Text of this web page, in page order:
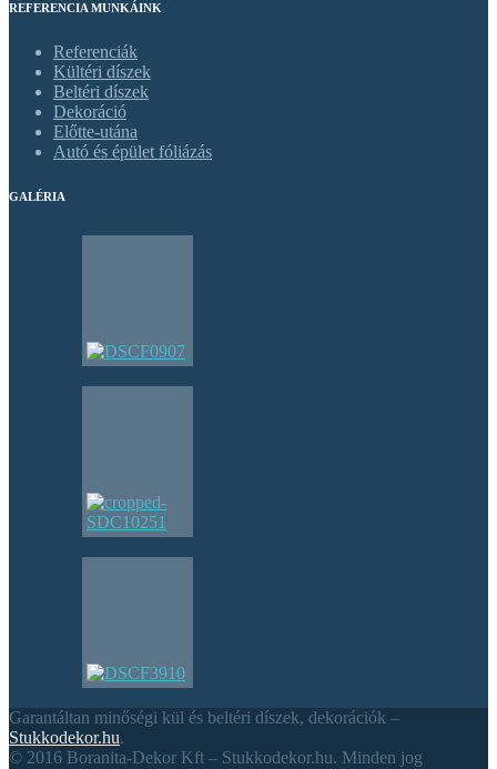
REFERENCIA MUNKÁINK
Referenciák
Kültéri díszek
Beltéri díszek
Dekoráció
Előtte-utána
Autó és épület fóliázás
GALÉRIA
Garantáltan minőségi kül és beltéri díszek, dekorációk –
Stukkodekor.hu.
© 2016 Boranita-Dekor Kft – Stukkodekor.hu. Minden jog